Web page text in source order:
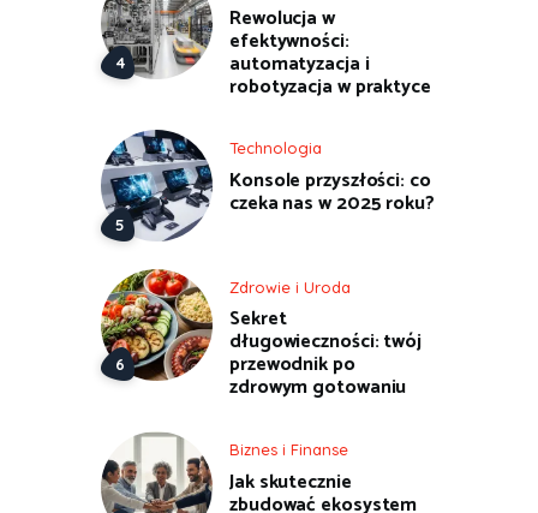
Rewolucja w
efektywności:
automatyzacja i
robotyzacja w praktyce
Technologia
Konsole przyszłości: co
czeka nas w 2025 roku?
Zdrowie i Uroda
Sekret
długowieczności: twój
przewodnik po
zdrowym gotowaniu
Biznes i Finanse
Jak skutecznie
zbudować ekosystem